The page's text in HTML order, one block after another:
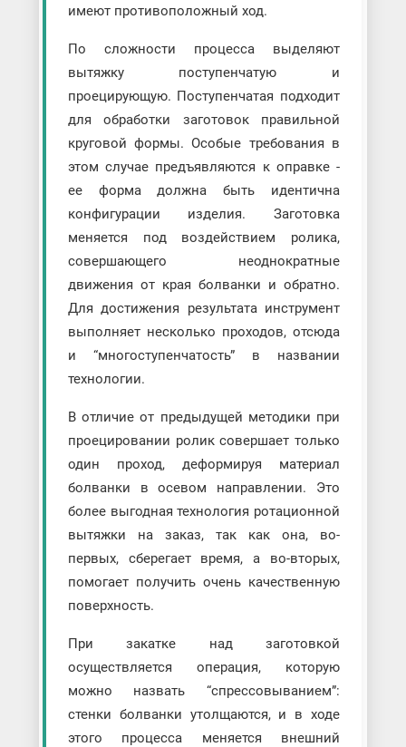
имеют противоположный ход.
По сложности процесса выделяют
вытяжку поступенчатую и
проецирующую. Поступенчатая подходит
для обработки заготовок правильной
круговой формы. Особые требования в
этом случае предъявляются к оправке -
ее форма должна быть идентична
конфигурации изделия. Заготовка
меняется под воздействием ролика,
совершающего неоднократные
движения от края болванки и обратно.
Для достижения результата инструмент
выполняет несколько проходов, отсюда
и “многоступенчатость” в названии
технологии.
В отличие от предыдущей методики при
проецировании ролик совершает только
один проход, деформируя материал
болванки в осевом направлении. Это
более выгодная технология ротационной
вытяжки на заказ, так как она, во-
первых, сберегает время, а во-вторых,
помогает получить очень качественную
поверхность.
При закатке над заготовкой
осуществляется операция, которую
можно назвать “спрессовыванием”:
стенки болванки утолщаются, и в ходе
этого процесса меняется внешний